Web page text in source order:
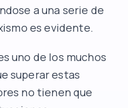
a una serie de
es evidente.
uno de los muchos
superar estas
no tienen que